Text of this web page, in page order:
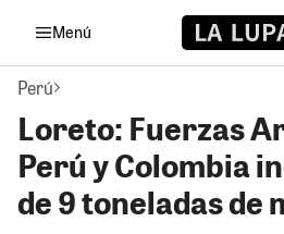
Menú
Perú
Loreto: Fuerzas
Perú y Colombia
de 9 toneladas de